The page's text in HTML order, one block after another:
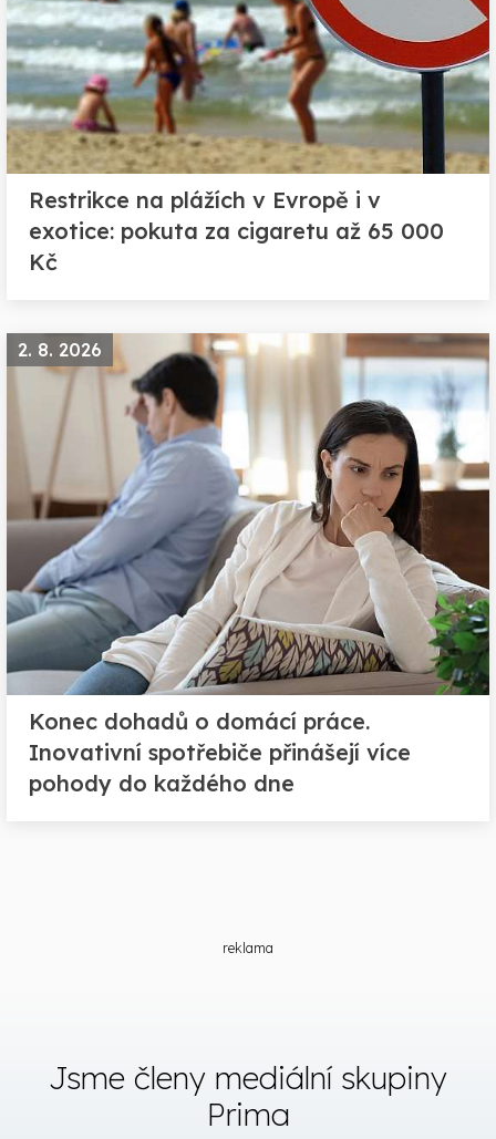
Restrikce na plážích v Evropě i v
exotice: pokuta za cigaretu až 65 000
Kč
2. 8. 2026
Konec dohadů o domácí práce.
Inovativní spotřebiče přinášejí více
pohody do každého dne
reklama
Jsme členy mediální skupiny
Prima